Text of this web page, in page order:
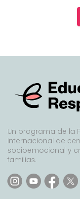
Un programa de la
internacional de
socioemocional y
familias.